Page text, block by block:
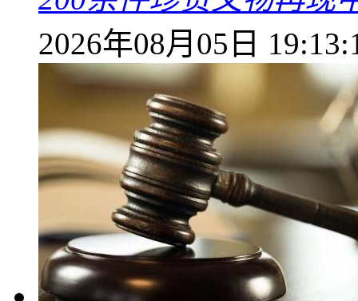
2026年08月05日